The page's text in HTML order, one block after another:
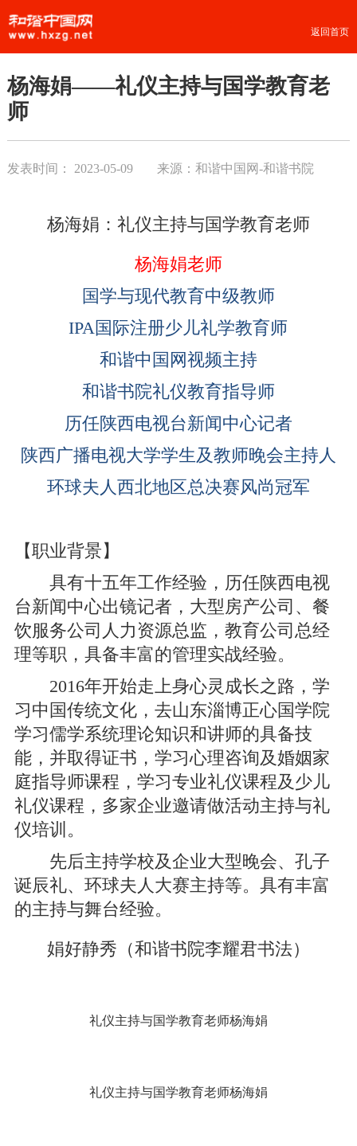
返回首页
杨海娟——礼仪主持与国学教育老
师
发表时间： 2023-05-09 来源：和谐中国网-和谐书院
杨海娟：礼仪主持与国学教育老师
杨海娟老师
国学与现代教育中级教师
IPA国际注册少儿礼学教育师
和谐中国网视频主持
和谐书院礼仪教育指导师
历任陕西电视台新闻中心记者
陕西广播电视大学学生及教师晚会主持人
环球夫人西北地区总决赛风尚冠军
【职业背景】
具有十五年工作经验，历任陕西电视
台新闻中心出镜记者，大型房产公司、餐
饮服务公司人力资源总监，教育公司总经
理等职，具备丰富的管理实战经验。
2016年开始走上身心灵成长之路，学
习中国传统文化，去山东淄博正心国学院
学习儒学系统理论知识和讲师的具备技
能，并取得证书，学习心理咨询及婚姻家
庭指导师课程，学习专业礼仪课程及少儿
礼仪课程，多家企业邀请做活动主持与礼
仪培训。
先后主持学校及企业大型晚会、孔子
诞辰礼、环球夫人大赛主持等。具有丰富
的主持与舞台经验。
娟好静秀（和谐书院李耀君书法）
礼仪主持与国学教育老师杨海娟
礼仪主持与国学教育老师杨海娟